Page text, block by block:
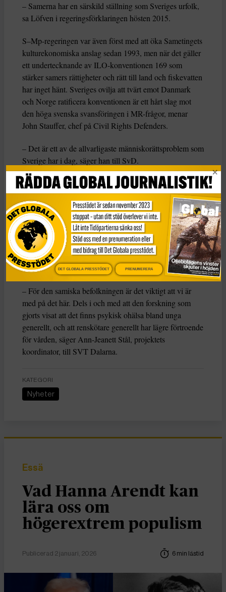
– Samerna har en särskild ställning som Sveriges urfolk,
sa Löfven i regeringsförklaringen hösten 2015.
S–Mp-regeringen var även först med att öka Sametingets
kulturekonomiska anslag sedan 1993, men när det gäller
ett undertecknande av ILO-konventionen 169 som
stärker samers rättigheter och rätt till land och fiskevatten
har inget hänt. Sveriges ovilja att tvärt emot Danmark
och Norge ratificera konventionen är ett hårt slag mot
den höga svenska svansföringen i MR-frågor, menar
John Stauffer, chef på Civil Rights Defenders.
– Det är ett av de allvarligaste människorättsproblem som
Sverige har i dag, säger han till SvD.
Den psykiska ohälsan är utbredd bland samer och 2017
antog Sápmi för första gången en strategi för att bekämpa
självmord. Enligt forskaren Jon Petter Stoor är samers
psykiska ohälsa sämre än resten av landets. Och
självmord vanligt bland unga renskötare. I Dalarna möter
Landstinget Dalarna problemet med ett projekt med
målet att säkerställa vård på lika villkor för Sveriges
samiska befolkning.
– För den samiska befolkningen är det viktigt att vi är
med på det här. Dels i och med att den forskning som
gjorts visat att det finns psykisk ohälsa bland unga
generellt, och att renskötare generellt har lägre förtroende
för vården, säger Ann-Jeanett Stål, projektets
koordinator, till SVT Dalarna.
KATEGORI
Nyheter
Essä
Vad Hanna Arendt kan
lära oss om
högerextrem populism
Publicerad 2 januari, 2026 6 min lästid
DET GLOBALA PRESSTÖDET PRENUMERERA